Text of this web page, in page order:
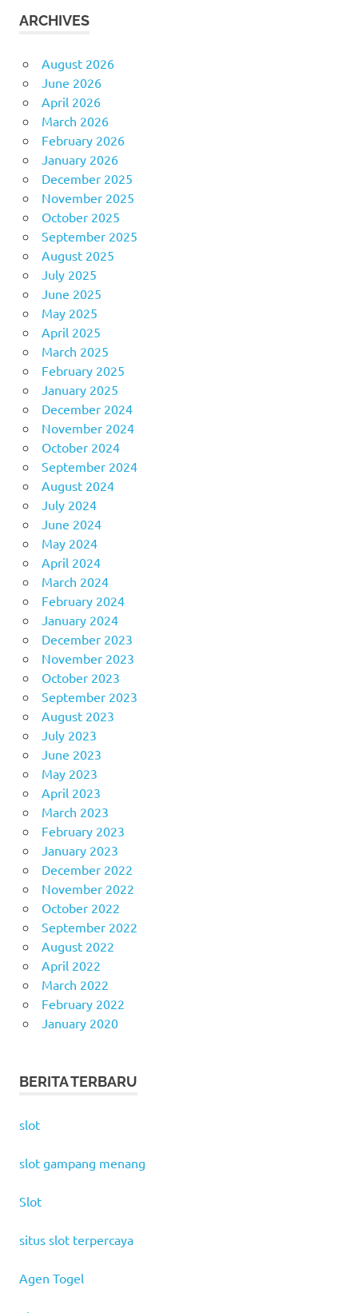
ARCHIVES
August 2026
June 2026
April 2026
March 2026
February 2026
January 2026
December 2025
November 2025
October 2025
September 2025
August 2025
July 2025
June 2025
May 2025
April 2025
March 2025
February 2025
January 2025
December 2024
November 2024
October 2024
September 2024
August 2024
July 2024
June 2024
May 2024
April 2024
March 2024
February 2024
January 2024
December 2023
November 2023
October 2023
September 2023
August 2023
July 2023
June 2023
May 2023
April 2023
March 2023
February 2023
January 2023
December 2022
November 2022
October 2022
September 2022
August 2022
April 2022
March 2022
February 2022
January 2020
BERITA TERBARU
slot
slot gampang menang
Slot
situs slot terpercaya
Agen Togel